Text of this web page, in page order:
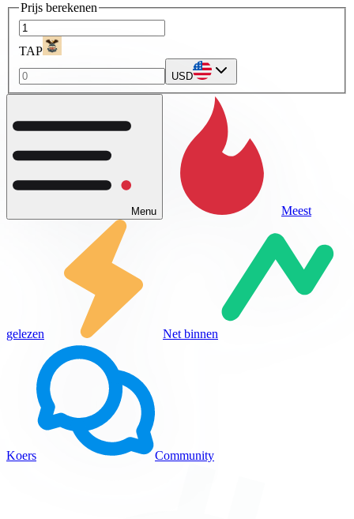
Prijs berekenen
TAP
USD
Menu Meest
gelezen Net binnen
Koers Community